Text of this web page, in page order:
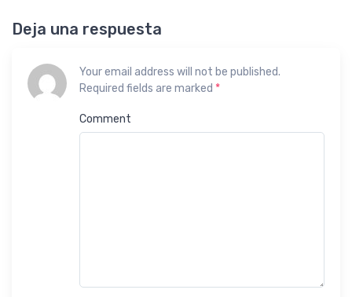
Deja una respuesta
Your email address will not be published.
Required fields are marked *
Comment